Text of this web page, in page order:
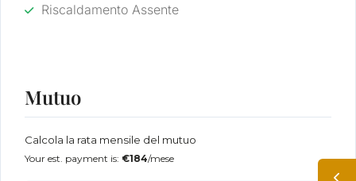
Riscaldamento Assente
Mutuo
Calcola la rata mensile del mutuo
Your est. payment is: €184/mese